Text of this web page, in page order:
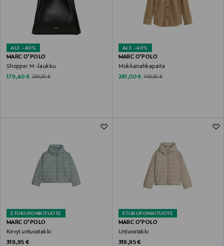
ALE –40%
MARC O'POLO
Shopper M -laukku
Discounted Price
179,40 € Original Price
299,95 €
ALE –40%
MARC O'POLO
Mokkanahkapaita
Discounted Price
281,00 € Original Price
469,95 €
ETUKUPONKITUOTE
MARC O'POLO
Kevyt untuvatakki
Original Price
319,95 €
ETUKUPONKITUOTE
MARC O'POLO
Untuvatakki
Original Price
319,95 €